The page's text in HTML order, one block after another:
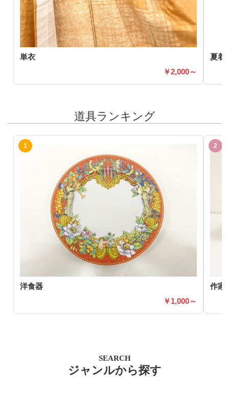
単衣
2,000～
夏着
道具ランキング
洋食器
1,000～
作家
SEARCH
ジャンルから探す